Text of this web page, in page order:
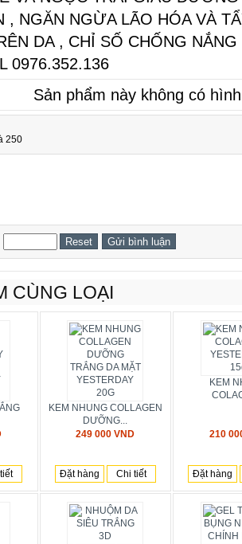
, NGĂN NGỪA LÃO HÓA VÀ
DA , CHỈ SỐ CHỐNG NẮNG
0976.352.136
Sản phẩm này không có
250
CÙNG LOẠI
KEM NHUNG COLLAGEN
DƯỠNG...
249 000 VND
Đặt hàng Chi tiết
KEM
210
Đặt hàng